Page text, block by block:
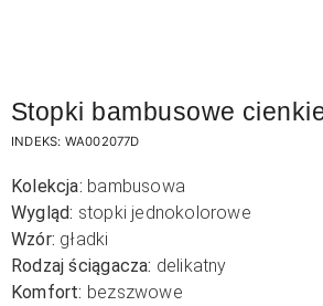
Stopki bambusowe
INDEKS: WA002077D
Kolekcja: bambusowa
Wygląd: stopki jednokolorowe
Wzór: gładki
Rodzaj ściągacza: delikatny
Komfort: bezszwowe